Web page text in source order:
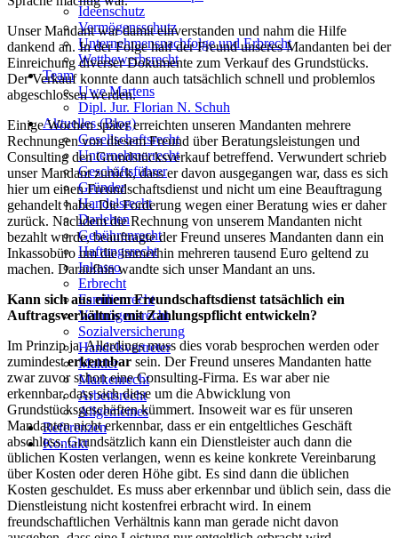
Ideenschutz
Vermögensschutz
Unternehmensnachfolge und Erbrecht
Wettbewerbsrecht
Team
Uwe Martens
Dipl. Jur. Florian N. Schuh
Aktuelles (Blog)
Gesellschaftsrecht
Unternehmerrecht
Geschäftsführer
Gründer
Handelsrecht
Darlehen
Gebührenrecht
Haftungsrecht
Inkasso
Erbrecht
Familienrecht
Vermögensrecht
Sozialversicherung
Handelsvertreter
Makler
Markenrecht
Arbeitsrecht
Allgemeines
Referenzen
Kontakt
Unser Mandant war damit einverstanden und nahm die Hilfe
dankend an. In der Folge half der Freund unseres Mandanten bei der
Einreichung diverser Dokumente zum Verkauf des Grundstücks.
Der Verkauf konnte dann auch tatsächlich schnell und problemlos
abgeschlossen werden.
Einige Wochen später erreichten unseren Mandanten mehrere
Rechnungen von diesem Freund über Beratungsleistungen und
Consulting den Grundstücksverkauf betreffend. Verwundert schrieb
unser Mandant zurück, dass er davon ausgegangen war, dass es sich
hier um einen Freundschaftsdienst und nicht um eine Beauftragung
gehandelt habe. Die Forderung wegen einer Beratung wies er daher
zurück. Nachdem die Rechnung von unserem Mandanten nicht
bezahlt wurde, beauftragte der Freund unseres Mandanten dann ein
Inkassobüro um die immerhin mehreren tausend Euro geltend zu
machen. Daraufhin wandte sich unser Mandant an uns.
Kann sich aus einem Freundschaftsdienst tatsächlich ein
Auftragsverhältnis mit Zahlungspflicht entwickeln?
Im Prinzip ja. Allerdings muss dies vorab besprochen werden oder
zumindesterkennbar sein. Der Freund unseres Mandanten hatte
zwar zuvor schon eine Consulting-Firma. Es war aber nie
erkennbar, dass sich diese um die Abwicklung von
Grundstücksgeschäften kümmert. Insoweit war es für unseren
Mandanten nicht erkennbar, dass er ein entgeltliches Geschäft
abschloss. Grundsätzlich kann ein Dienstleister auch dann die
üblichen Kosten verlangen, wenn es keine konkrete Vereinbarung
über Kosten oder deren Höhe gibt. Es sind dann die üblichen
Kosten geschuldet. Es muss aber erkennbar und üblich sein, dass die
Dienstleistung nicht kostenfrei erbracht wird. In einem
freundschaftlichen Verhältnis kann man gerade nicht davon